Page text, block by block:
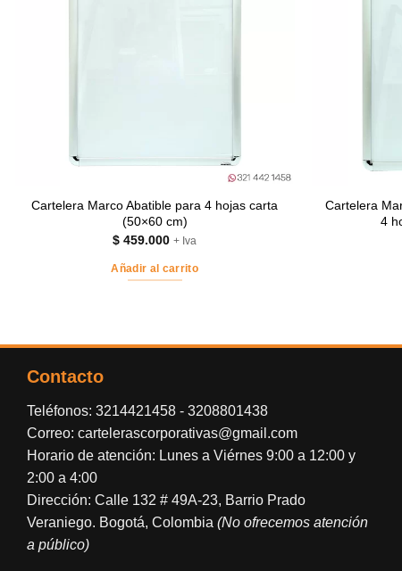
Cartelera Marco Abatible para 4 hojas carta
(50×60 cm)
$ 459.000 + Iva
Añadir al carrito
Cartelera
4
Contacto
Teléfonos: 3214421458 - 3208801438
Correo: cartelerascorporativas@gmail.com
Horario de atención: Lunes a Viérnes 9:00 a 12:00 y
2:00 a 4:00
Dirección: Calle 132 # 49A-23, Barrio Prado
Veraniego. Bogotá, Colombia (No ofrecemos atención
a público)